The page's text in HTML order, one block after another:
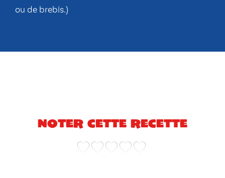
ou de brebis.)
Noter cette recette